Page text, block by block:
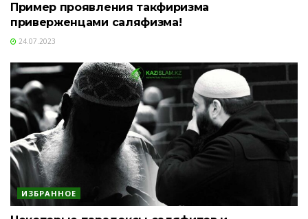
Пример проявления такфиризма
приверженцами саляфизма!
24.07.2023
ИЗБРАННОЕ